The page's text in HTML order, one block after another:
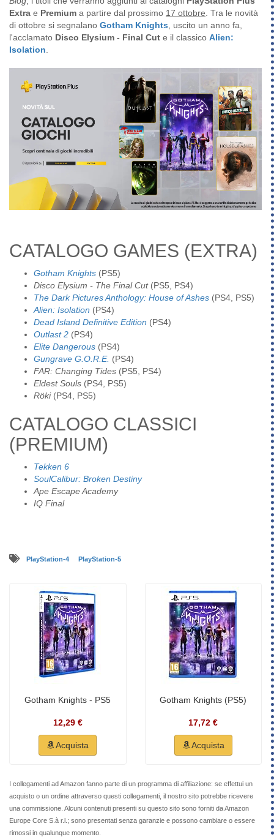
Extra e Premium a partire dal prossimo 17 ottobre . Tra le novità
di ottobre si segnalano Gotham Knights , uscito un anno fa,
l'acclamato Disco Elysium - Final Cut e il classico Alien:
Isolation
CATALOGO GAMES (EXTRA)
Gotham Knights (PS5)
Disco Elysium - The Final Cut(PS5, PS4)
The Dark Pictures Anthology: House of Ashes (PS4, PS5)
Alien: Isolation (PS4)
Dead Island Definitive Edition (PS4)
Outlast 2 (PS4)
Elite Dangerous (PS4)
Gungrave G.O.R.E. (PS4)
FAR: Changing Tides (PS5, PS4)
Eldest Souls (PS4, PS5)
Röki(PS4, PS5)
CATALOGO CLASSICI
(PREMIUM)
Tekken 6
SoulCalibur: Broken Destiny
Ape Escape Academy
IQ Final
PlayStation-4 PlayStation-5
Gotham Knights - PS5
12,29 €
Acquista
Gotham Knights (PS5)
17,72 €
Acquista
I collegamenti ad Amazon fanno parte di un programma di affiliazione: se effettui un
acquisto o un ordine attraverso questi collegamenti, il nostro sito potrebbe ricevere
una commissione. Alcuni contenuti presenti su questo sito sono forniti da Amazon
Europe Core S.à r.l.; sono presentati senza garanzie e possono cambiare o essere
rimossi in qualunque momento.